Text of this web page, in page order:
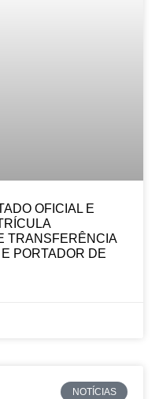
OFICIAL E
TRANSFERÊNCIA
PORTADOR DE
NOTÍCIAS